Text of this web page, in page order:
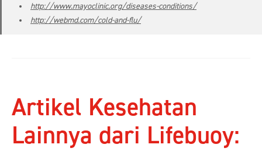
http://www.mayoclinic.org/diseases-conditions/
http://webmd.com/cold-and-flu/
Artikel Kesehatan
Lainnya dari Lifebuoy: